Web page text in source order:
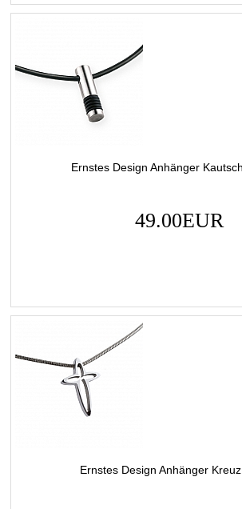
Ernstes Design Anhänger
49.00EUR
Ernstes Design Anhänger